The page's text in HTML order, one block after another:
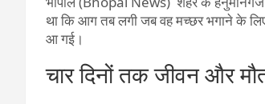
था कि आग तब लगी जब वह मच्छर भगाने के
आ गई।
चार दिनों तक जीवन और